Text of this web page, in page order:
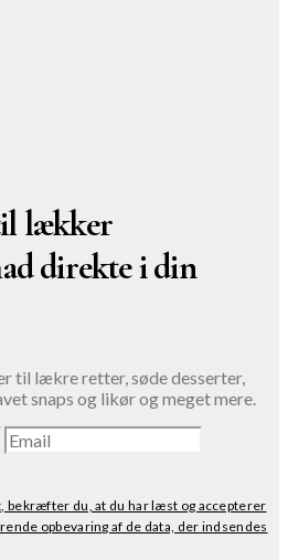
lækker
direkte i din
til lækre retter, søde desserter,
snaps og likør og meget mere.
bekræfter du, at du har læst og accepterer
opbevaring af de data, der indsendes